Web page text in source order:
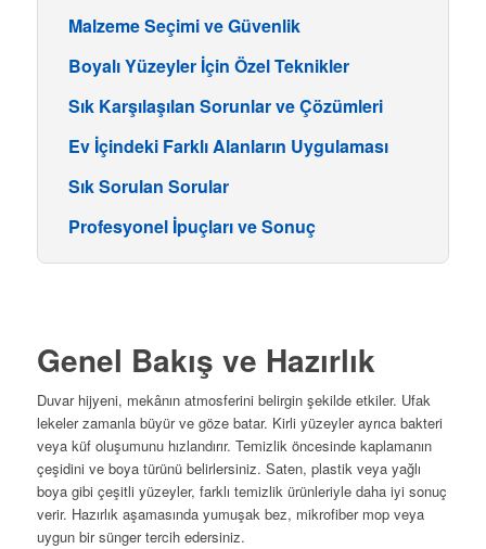
Malzeme Seçimi ve Güvenlik
Boyalı Yüzeyler İçin Özel Teknikler
Sık Karşılaşılan Sorunlar ve Çözümleri
Ev İçindeki Farklı Alanların Uygulaması
Sık Sorulan Sorular
Profesyonel İpuçları ve Sonuç
Genel Bakış ve Hazırlık
Duvar hijyeni, mekânın atmosferini belirgin şekilde etkiler. Ufak
lekeler zamanla büyür ve göze batar. Kirli yüzeyler ayrıca bakteri
veya küf oluşumunu hızlandırır. Temizlik öncesinde kaplamanın
çeşidini ve boya türünü belirlersiniz. Saten, plastik veya yağlı
boya gibi çeşitli yüzeyler, farklı temizlik ürünleriyle daha iyi sonuç
verir. Hazırlık aşamasında yumuşak bez, mikrofiber mop veya
uygun bir sünger tercih edersiniz.